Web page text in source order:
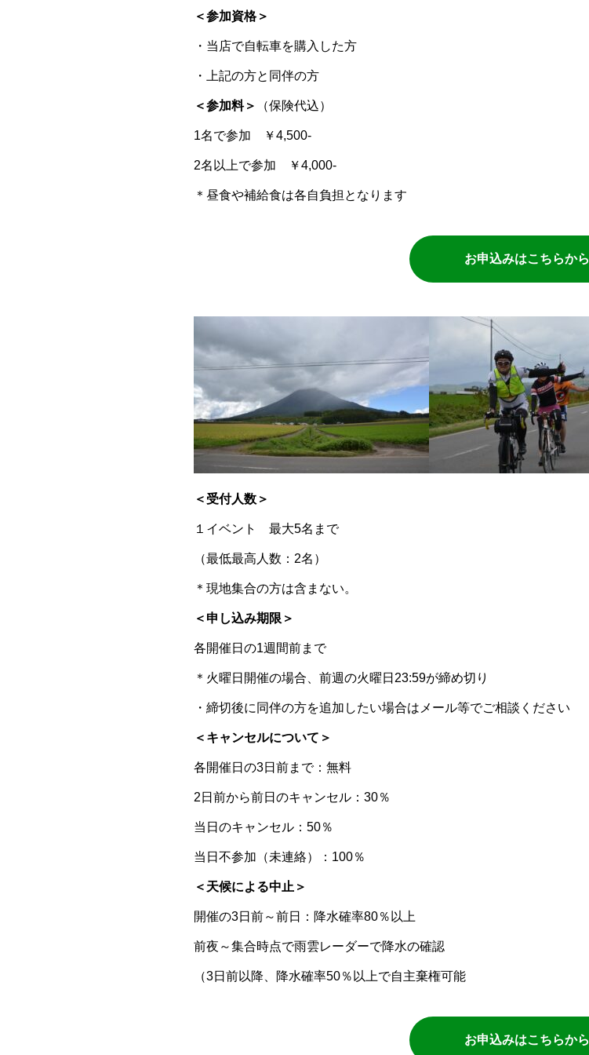
＜参加資格＞
・当店で自転車を購入した方
・上記の方と同伴の方
＜参加料＞ （保険代込）
1名で参加 ￥4,500-
2名以上で参加 ￥4,000-
＊昼食や補給食は各自負担となります
お申込みはこちらから
＜受付人数＞
１イベント 最大5名まで
（最低最高人数：2名）
＊現地集合の方は含まない。
＜申し込み期限＞
各開催日の1週間前まで
＊火曜日開催の場合、前週の火曜日23:59が締め切り
・締切後に同伴の方を追加したい場合はメール等でご相談ください
＜キャンセルについて＞
各開催日の3日前まで：無料
2日前から前日のキャンセル：30％
当日のキャンセル：50％
当日不参加（未連絡）：100％
＜天候による中止＞
開催の3日前～前日：降水確率80％以上
前夜～集合時点で雨雲レーダーで降水の確認
（3日前以降、降水確率50％以上で自主棄権可能
お申込みはこちらから